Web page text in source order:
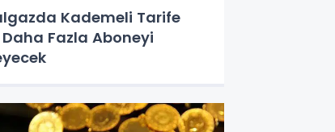
Kademeli Tarife
Daha Fazla Aboneyi